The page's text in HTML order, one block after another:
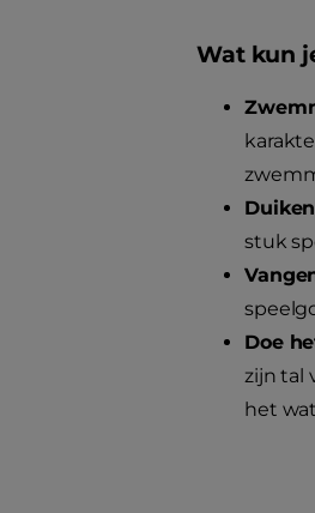
Wat kun
stuk
Doe
zijn tal
het